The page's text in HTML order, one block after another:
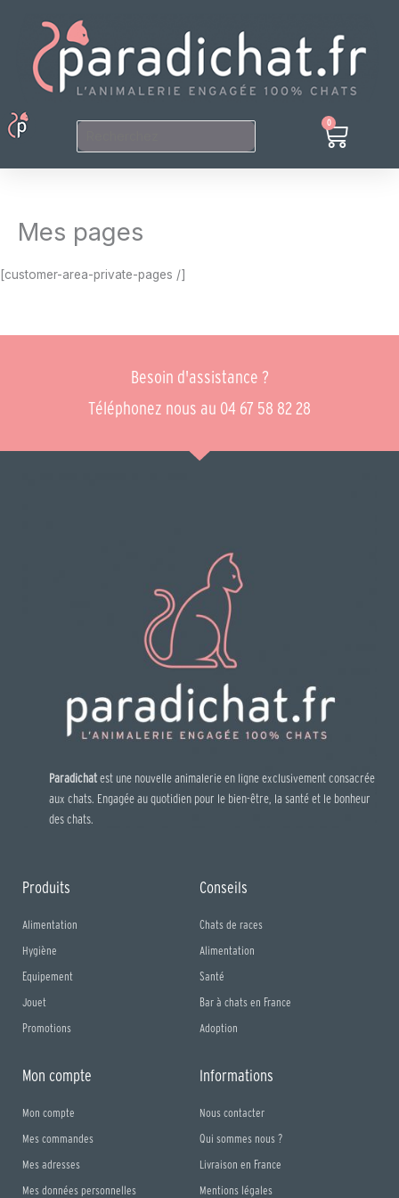
contenu
Menu 0
Panier
Mes pages
[customer-area-private-pages /]
Besoin d'assistance ?
Téléphonez nous au 04 67 58 82 28
Paradichatest une nouvelle animalerie en ligne exclusivement consacrée
aux chats. Engagée au quotidien pour le bien-être, la santé et le bonheur
des chats.
Produits
Alimentation
Hygiène
Equipement
Jouet
Promotions
Conseils
Chats de races
Alimentation
Santé
Bar à chats en France
Adoption
Mon compte
Mon compte
Mes commandes
Mes adresses
Mes données personnelles
Informations
Nous contacter
Qui sommes nous ?
Livraison en France
Mentions légales